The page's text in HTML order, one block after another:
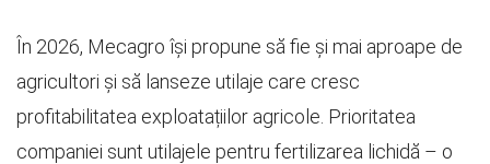
În 2026, Mecagro își propune să fie și mai aproape de
agricultori și să lanseze utilaje care cresc
profitabilitatea exploatațiilor agricole. Prioritatea
companiei sunt utilajele pentru fertilizarea lichidă – o